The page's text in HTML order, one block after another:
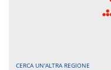
CERCA UN'ALTRA REGIONE